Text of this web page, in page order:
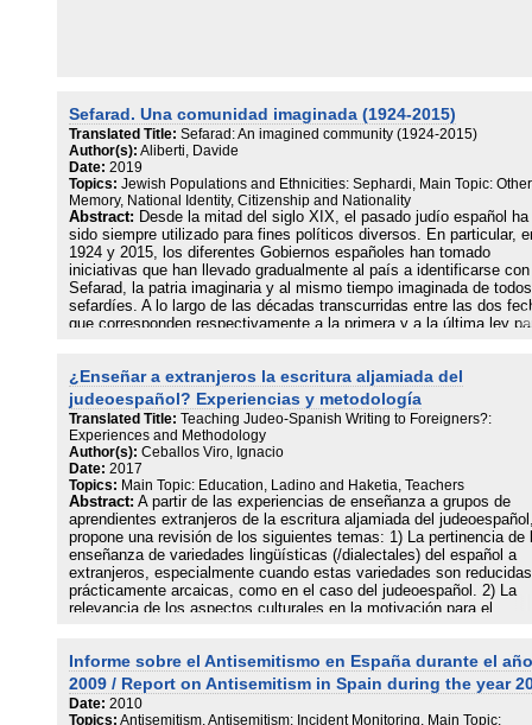
Sefarad. Una comunidad imaginada (1924-2015)
Translated Title: Sefarad: An imagined community (1924-2015)
Author(s): Aliberti, Davide
Date: 2019
Topics: Jewish Populations and Ethnicities: Sephardi, Main Topic:
Memory, National Identity, Citizenship and Nationality
Abstract: Desde la mitad del siglo XIX, el pasado judío español ha
sido siempre utilizado para fines políticos diversos. En particular,
1924 y 2015, los diferentes Gobiernos españoles han tomado
iniciativas que han llevado gradualmente al país a identificarse con
Sefarad, la patria imaginaria y al mismo tiempo imaginada de
sefardíes. A lo largo de las décadas transcurridas entre las dos
que corresponden respectivamente a la primera y a la última ley
pasado judío ha sido progresivamente redefinida por una serie de
simbólicos, conmemoraciones, exposiciones y leyes; pero
omisiones, mitos y mentiras. Este libro propone examinar ese
a través de sus principales etapas, todas caracterizadas por un
marcado filosefardismo que nunca ha dejado de existir en las
españolas hacia los judíos.
¿Enseñar a extranjeros la escritura aljamiada del
judeoespañol? Experiencias y metodología
Translated Title: Teaching Judeo-Spanish Writing to Foreigners?:
Experiences and Methodology
Author(s): Ceballos Viro, Ignacio
Date: 2017
Topics: Main Topic: Education, Ladino and Haketia, Teachers
Abstract: A partir de las experiencias de enseñanza a grupos de
aprendientes extranjeros de la escritura aljamiada del
propone una revisión de los siguientes temas: 1) La pertinencia de
enseñanza de variedades lingüísticas (/dialectales) del español a
extranjeros, especialmente cuando estas variedades son
prácticamente arcaicas, como en el caso del judeoespañol. 2) La
relevancia de los aspectos culturales en la motivación para el
lectoescritor infantil.
Los resultados de la experiencia docente, y el análisis evaluativo
los procesos, sugiere los siguientes resultados: 1) La enseñanza
Informe sobre el Antisemitismo en España durante el año
2009 / Report on Antisemitism in Spain during the year
Date: 2010
Topics: Antisemitism, Antisemitism: Incident Monitoring, Main Topic: